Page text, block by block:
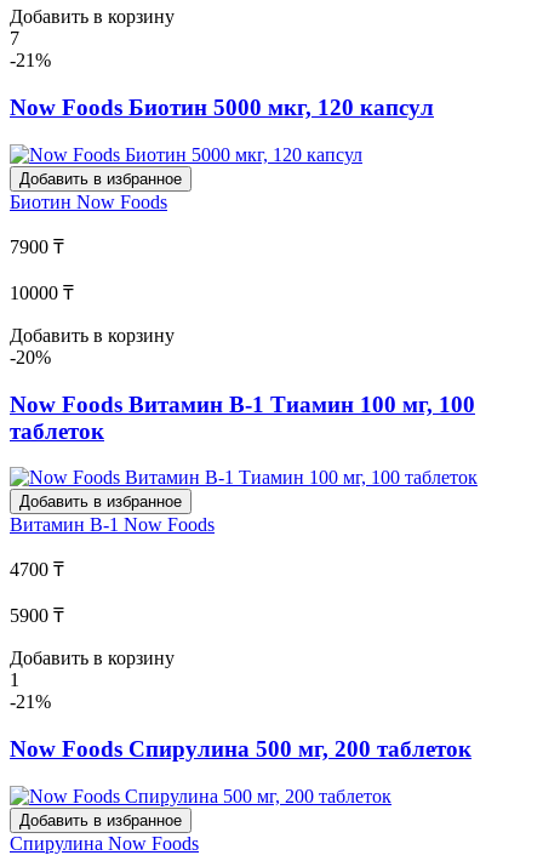
Добавить в корзину
7
-21%
Now Foods Биотин 5000 мкг, 120 капсул
Добавить в избранное
Биотин Now Foods
7900 ₸
10000 ₸
Добавить в корзину
-20%
Now Foods Витамин В-1 Тиамин 100 мг, 100
таблеток
Добавить в избранное
Витамин В-1 Now Foods
4700 ₸
5900 ₸
Добавить в корзину
1
-21%
Now Foods Спирулина 500 мг, 200 таблеток
Добавить в избранное
Спирулина Now Foods